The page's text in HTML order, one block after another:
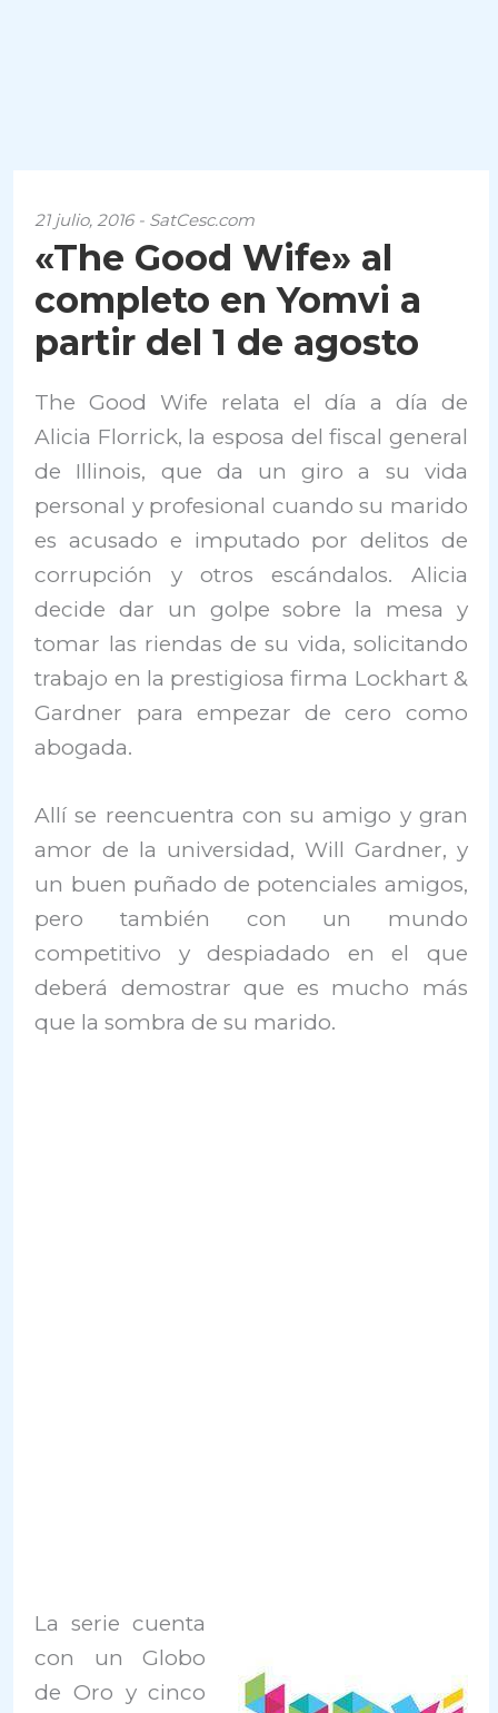
21 julio, 2016 - SatCesc.com
«The Good Wife» al
completo en Yomvi a
partir del 1 de agosto
The Good Wife relata el día a día de
Alicia Florrick, la esposa del fiscal general
de Illinois, que da un giro a su vida
personal y profesional cuando su marido
es acusado e imputado por delitos de
corrupción y otros escándalos. Alicia
decide dar un golpe sobre la mesa y
tomar las riendas de su vida, solicitando
trabajo en la prestigiosa firma Lockhart &
Gardner para empezar de cero como
abogada.
Allí se reencuentra con su amigo y gran
amor de la universidad, Will Gardner, y
un buen puñado de potenciales amigos,
pero también con un mundo
competitivo y despiadado en el que
deberá demostrar que es mucho más
que la sombra de su marido.
La serie cuenta
con un Globo
de Oro y cinco